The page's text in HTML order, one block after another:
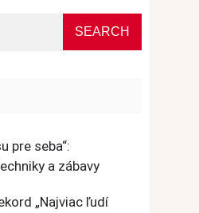
pre seba“:
a zábavy
„Najviac ľudí